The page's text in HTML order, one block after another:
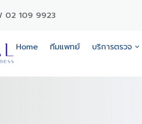
02 109 9923
Home ทีมแพทย์ บริการตรวจ